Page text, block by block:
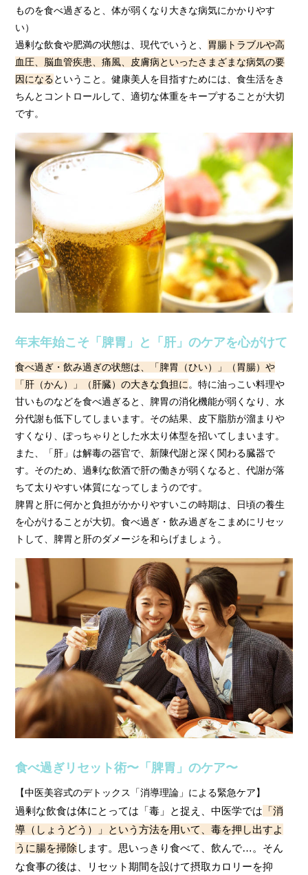
ものを食べ過ぎると、体が弱くなり大きな病気にかかりやす
い）
過剰な飲食や肥満の状態は、現代でいうと、 胃腸トラブルや高
血圧、脳血管疾患、痛風、皮膚病といったさまざまな病気の要
因になるということ。健康美人を目指すためには、食生活をき
ちんとコントロールして、適切な体重をキープすることが大切
です。
年末年始こそ「脾胃」と「肝」のケアを心がけて
食べ過ぎ・飲み過ぎの状態は、「脾胃（ひい）」（胃腸）や
「肝（かん）」（肝臓）の大きな負担に。特に油っこい料理や
甘いものなどを食べ過ぎると、脾胃の消化機能が弱くなり、水
分代謝も低下してしまいます。その結果、皮下脂肪が溜まりや
すくなり、ぽっちゃりとした水太り体型を招いてしまいます。
また、「肝」は解毒の器官で、新陳代謝と深く関わる臓器で
す。そのため、過剰な飲酒で肝の働きが弱くなると、代謝が落
ちて太りやすい体質になってしまうのです。
脾胃と肝に何かと負担がかかりやすいこの時期は、日頃の養生
を心がけることが大切。食べ過ぎ・飲み過ぎをこまめにリセッ
トして、脾胃と肝のダメージを和らげましょう。
食べ過ぎリセット術〜「脾胃」のケア〜
【中医美容式のデトックス「消導理論」による緊急ケア】
過剰な飲食は体にとっては「毒」と捉え、中医学では 「消
導（しょうどう）」という方法を用いて、毒を押し出すよ
うに腸を掃除します。思いっきり食べて、飲んで…。そん
な食事の後は、リセット期間を設けて摂取カロリーを抑